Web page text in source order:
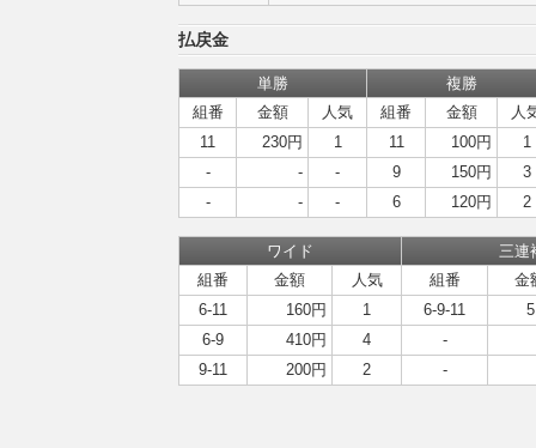
払戻金
単勝
複勝
組番
金額 人気 組番 金額
人
11
230円 1 11 100円
1
-
- - 9 150円
3
-
- - 6 120円 2
ワイド
三連
組番
金額 人気 組番
金
6-11
160円 1 6-9-11
6-9
410円 4
-
9-11
200円 2 -